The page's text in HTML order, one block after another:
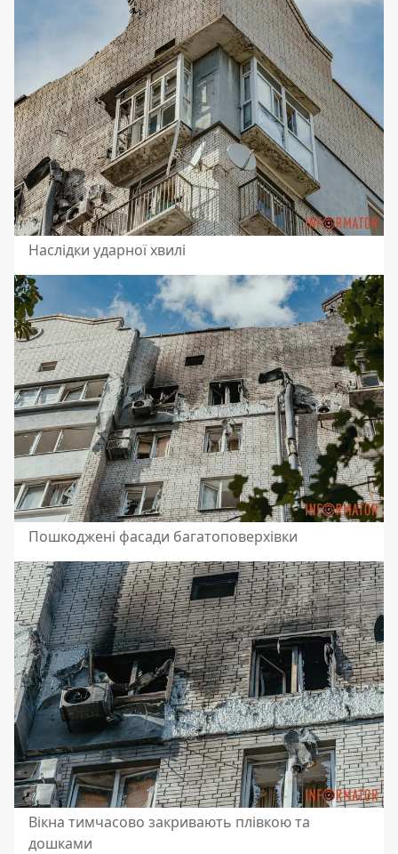
Наслідки ударної хвилі
Пошкоджені фасади багатоповерхівки
Вікна тимчасово закривають плівкою та
дошками